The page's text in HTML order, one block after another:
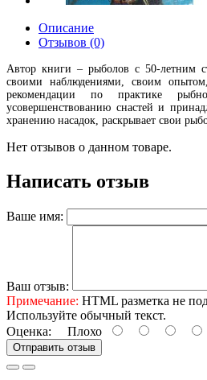
Описание
Отзывов (0)
Автор книги – рыболов с 50-летним
своими наблюдениями, своим
рекомендации по практике
усовершенствованию снастей и
хранению насадок, раскрывает свои
Нет отзывов о данном товаре.
Написать отзыв
Ваше имя:
Ваш отзыв:
Примечание: HTML разметка не
Используйте обычный текст.
Оценка: Плохо
Отправить отзыв